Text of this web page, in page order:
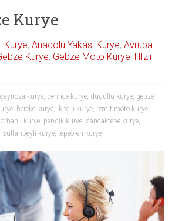
Kurye
Kurye,Anadolu Yakası Kurye,Avrupa
Kurye, Gebze Moto Kurye, HIzlı
çayırova kurye, derince kurye, dudullu kurye, gebze
, hereke kurye, ikitelli kurye, izmit moto kurye,
orhanlı kurye, pendik kurye, sancaktepe kurye,
sultanbeyli kurye,tepeören kurye